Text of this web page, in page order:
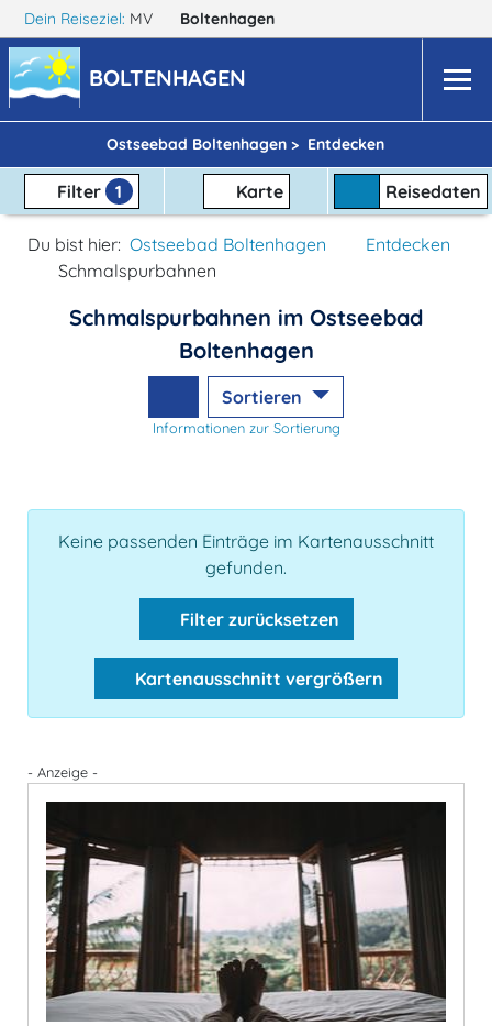
Dein Reiseziel: MV Boltenhagen
BOLTENHAGEN
Ostseebad Boltenhagen > Entdecken
Filter 1 Karte Reisedaten
Du bist hier: Ostseebad Boltenhagen
Entdecken
Schmalspurbahnen
Schmalspurbahnen im Ostseebad
Boltenhagen
Sortieren
Informationen zur Sortierung
Keine passenden Einträge im Kartenausschnitt
gefunden.
Filter zurücksetzen
Kartenausschnitt vergrößern
- Anzeige -